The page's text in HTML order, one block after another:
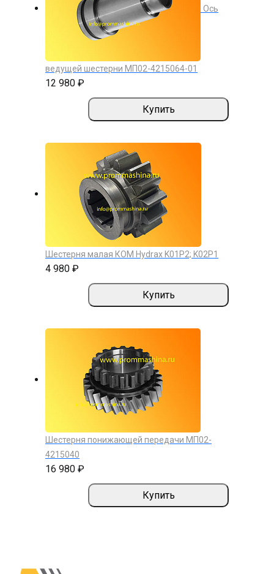
Ось
ведущей шестерни МП02-4215064-01
12 980 ₽
Купить
Шестерня малая КОМ Hydrax K01P2; K02P1
4 980 ₽
Купить
Шестерня понижающей передачи МП02-
4215040
16 980 ₽
Купить